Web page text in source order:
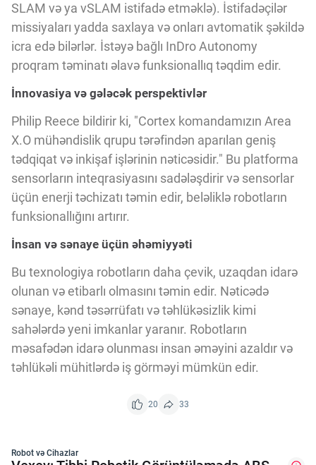
SLAM və ya vSLAM istifadə etməklə). İstifadəçilər
missiyaları yadda saxlaya və onları avtomatik şəkildə
icra edə bilərlər. İstəyə bağlı InDro Autonomy
proqram təminatı əlavə funksionallıq təqdim edir.
İnnovasiya və gələcək perspektivlər
Philip Reece bildirir ki, "Cortex komandamızın Area
X.O mühəndislik qrupu tərəfindən aparılan geniş
tədqiqat və inkişaf işlərinin nəticəsidir." Bu platforma
sensorların inteqrasiyasını sadələşdirir və sensorlar
üçün enerji təchizatı təmin edir, beləliklə robotların
funksionallığını artırır.
İnsan və sənaye üçün əhəmiyyəti
Bu texnologiya robotların daha çevik, uzaqdan idarə
olunan və etibarlı olmasını təmin edir. Nəticədə
sənaye, kənd təsərrüfatı və təhlükəsizlik kimi
sahələrdə yeni imkanlar yaranır. Robotların
məsafədən idarə olunması insan əməyini azaldır və
təhlükəli mühitlərdə iş görməyi mümkün edir.
20 33
Robot və Cihazlar